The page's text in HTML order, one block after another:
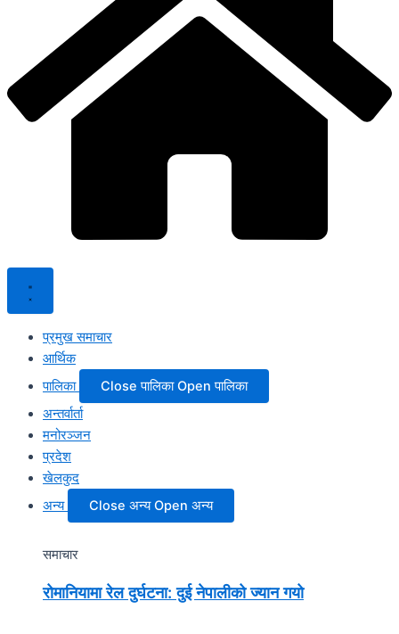
प्रमुख समाचार
आर्थिक
पालिका
Close पालिका Open पालिका
अन्तर्वार्ता
मनोरञ्जन
प्रदेश
खेलकुद
अन्य
Close अन्य Open अन्य
समाचार
रोमानियामा रेल दुर्घटना: दुई नेपालीको ज्यान गयो